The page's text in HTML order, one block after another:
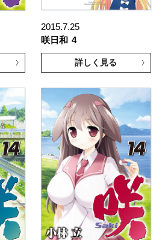
2015.7.25
咲日和 4
詳しく見る